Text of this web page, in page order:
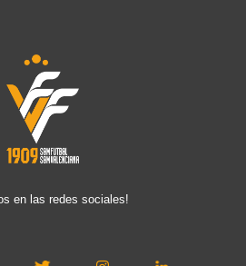
en las redes sociales!